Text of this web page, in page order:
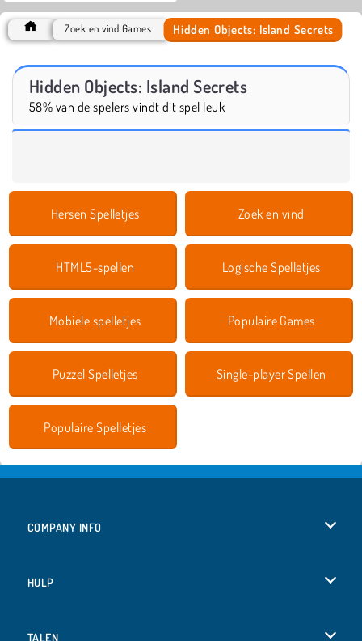
Zoek en vind Games Hidden Objects: Island Secrets
Hidden Objects: Island Secrets
58% van de spelers vindt dit spel leuk
Hersen Spelletjes Zoek en vind
HTML5-spellen Logische Spelletjes
Mobiele spelletjes Populaire Games
Puzzel Spelletjes Single-player Spellen
Populaire Spelletjes
COMPANY INFO
HULP
TALEN